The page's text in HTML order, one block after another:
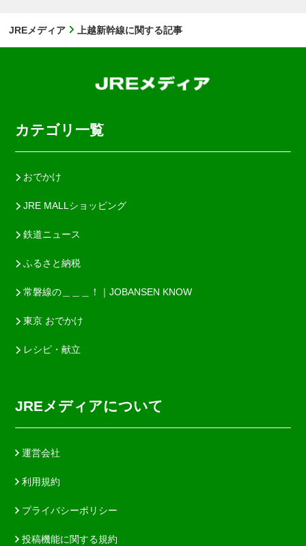
JREメディア 上越新幹線に関する記事
カテゴリ一覧
おでかけ
JRE MALLショッピング
鉄道ニュース
ふるさと納税
常磐線の＿＿＿！｜JOBANSEN KNOW
東京 おでかけ
レシピ・献立
JREメディアについて
運営会社
利用規約
プライバシーポリシー
投稿機能に関する規約